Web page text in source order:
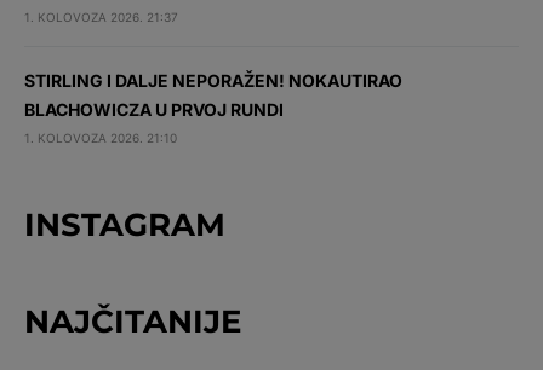
1. KOLOVOZA 2026. 21:37
STIRLING I DALJE NEPORAŽEN! NOKAUTIRAO
BLACHOWICZA U PRVOJ RUNDI
1. KOLOVOZA 2026. 21:10
INSTAGRAM
NAJČITANIJE